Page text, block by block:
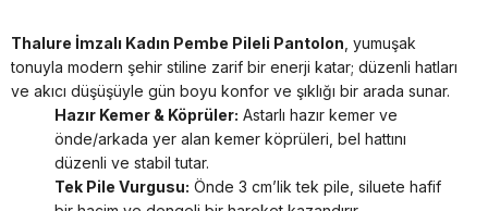
Thalure İmzalı Kadın Pembe Pileli Pantolon , yumuşak
tonuyla modern şehir stiline zarif bir enerji katar; düzenli hatları
ve akıcı düşüşüyle gün boyu konfor ve şıklığı bir arada sunar.
Hazır Kemer & Köprüler: Astarlı hazır kemer ve
önde/arkada yer alan kemer köprüleri, bel hattını
düzenli ve stabil tutar.
Tek Pile Vurgusu: Önde 3 cm’lik tek pile, siluete hafif